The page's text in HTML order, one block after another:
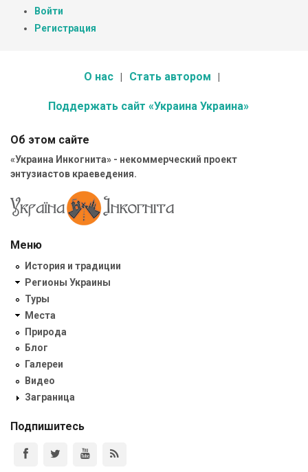
Войти
Регистрация
О нас Стать автором
Поддержать сайт «Украина Украина»
Об этом сайте
«Украина Инкогнита» - некоммерческий проект
энтузиастов краеведения.
Меню
История и традиции
Регионы Украины
Туры
Места
Природа
Блог
Галереи
Видео
Заграница
Подпишитесь